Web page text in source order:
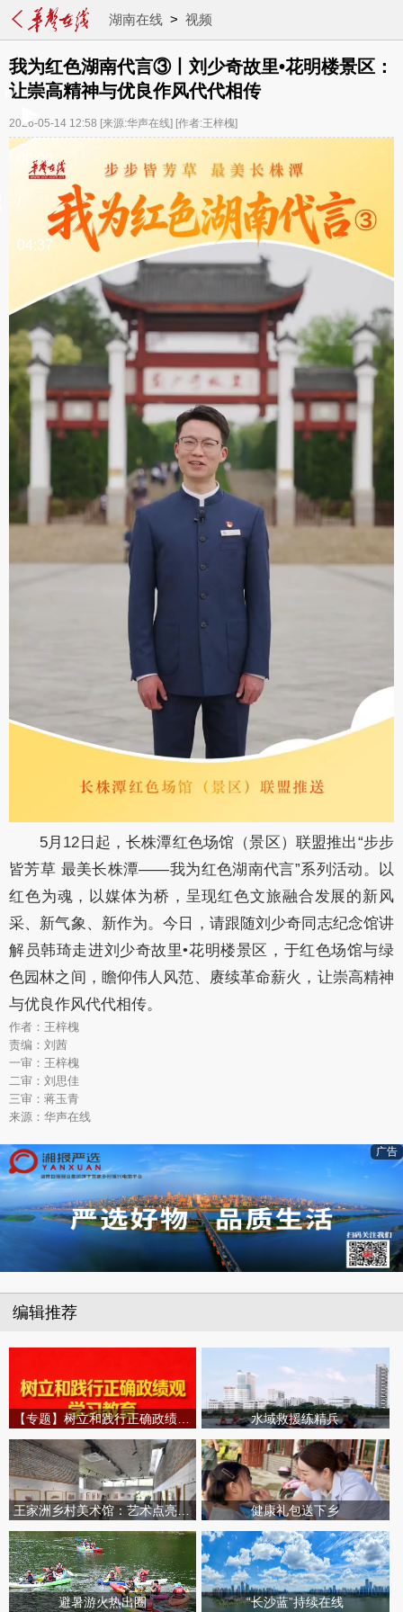
湖南在线> 视频
我为红色湖南代言③丨刘少奇故里•花明楼景区：
让崇高精神与优良作风代代相传
2026-05-14 12:58 [来源:华声在线] [作者:王梓槐]
00:00
/
04:37
5月12日起，长株潭红色场馆（景区）联盟推出“步步
皆芳草 最美长株潭——我为红色湖南代言”系列活动。以
红色为魂，以媒体为桥，呈现红色文旅融合发展的新风
采、新气象、新作为。今日，请跟随刘少奇同志纪念馆讲
解员韩琦走进刘少奇故里•花明楼景区，于红色场馆与绿
色园林之间，瞻仰伟人风范、赓续革命薪火，让崇高精神
与优良作风代代相传。
作者：王梓槐
责编：刘茜
一审：王梓槐
二审：刘思佳
三审：蒋玉青
来源：华声在线
广告
编辑推荐
水域救援练精兵
王家洲乡村美术馆：艺术点亮田园乡村 健康礼包送下乡
避暑游火热出圈 “长沙蓝”持续在线